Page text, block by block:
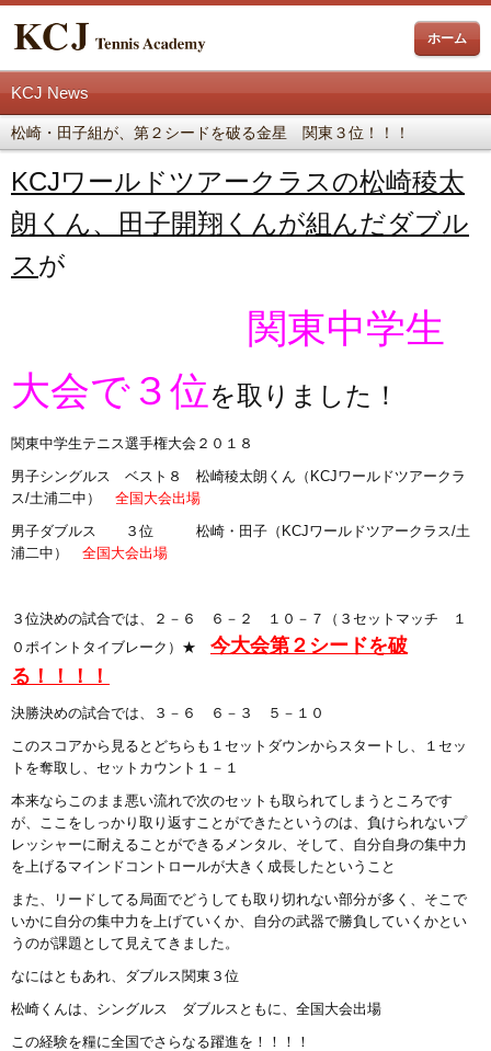
ホーム
KCJ News
松崎・田子組が、第２シードを破る金星 関東３位！！！
KCJワールドツアークラスの松崎稜太
朗くん、田子開翔くんが組んだダブル
スが
関東中学生
大会で３位を取りました！
関東中学生テニス選手権大会２０１８
男子シングルス ベスト８ 松崎稜太朗くん（KCJワールドツアークラ
ス/土浦二中） 全国大会出場
男子ダブルス ３位 松崎・田子（KCJワールドツアークラス/土
浦二中） 全国大会出場
３位決めの試合では、２－６ ６－２ １０－７（３セットマッチ １
０ポイントタイブレーク）★ 今大会第２シードを破
る！！！！
決勝決めの試合では、３－６ ６－３ ５－１０
このスコアから見るとどちらも１セットダウンからスタートし、１セッ
トを奪取し、セットカウント１－１
本来ならこのまま悪い流れで次のセットも取られてしまうところです
が、ここをしっかり取り返すことができたというのは、負けられないプ
レッシャーに耐えることができるメンタル、そして、自分自身の集中力
を上げるマインドコントロールが大きく成長したということ
また、リードしてる局面でどうしても取り切れない部分が多く、そこで
いかに自分の集中力を上げていくか、自分の武器で勝負していくかとい
うのが課題として見えてきました。
なにはともあれ、ダブルス関東３位
松崎くんは、シングルス ダブルスともに、全国大会出場
この経験を糧に全国でさらなる躍進を！！！！